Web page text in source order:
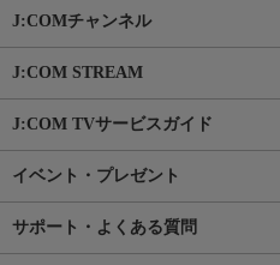
J:COMチャンネル
J:COM STREAM
J:COM TVサービスガイド
イベント・プレゼント
サポート・よくある質問